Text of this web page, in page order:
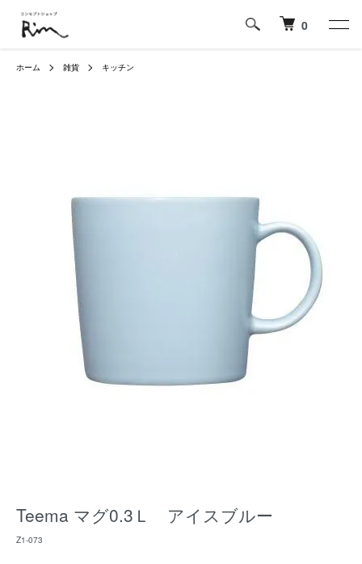
0
ホーム 雑貨 キッチン
Teema マグ0.3Ｌ アイスブルー
Z1-073